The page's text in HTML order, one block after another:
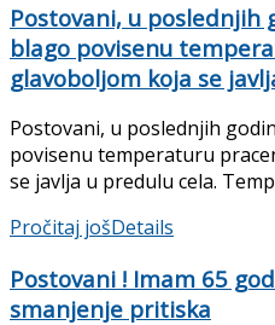
Postovani, u poslednjih
blago povisenu
glavoboljom koja se
Postovani, u poslednjih
povisenu temperaturu
se javlja u predulu cela.
Pročitaj jošDetails
Postovani ! Imam 65
smanjenje pritiska